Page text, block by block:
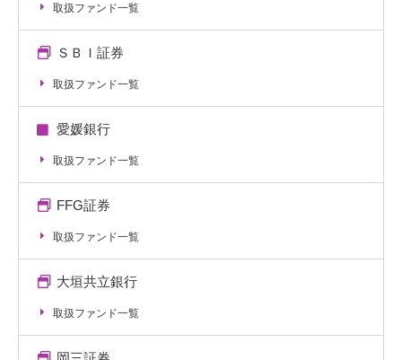
取扱ファンド一覧
ＳＢＩ証券
取扱ファンド一覧
愛媛銀行
取扱ファンド一覧
FFG証券
取扱ファンド一覧
大垣共立銀行
取扱ファンド一覧